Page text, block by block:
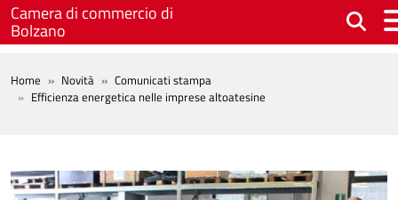
Salta al contenuto principale
Camera di commercio di
Bolzano
BREADCRUMB
Home Novità
Comunicati stampa
Efficienza energetica nelle imprese altoatesine